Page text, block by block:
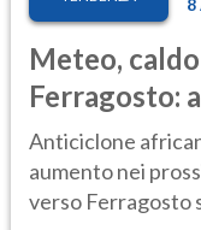
8
Meteo,
Ferragosto:
ancora
Anticiclone
aumento nei
verso Ferragosto